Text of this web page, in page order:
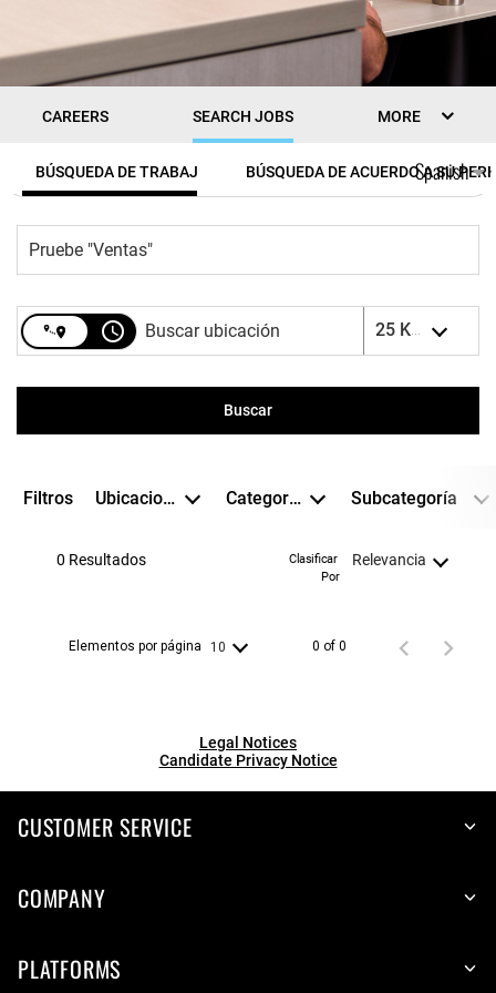
CAREERS SEARCH JOBS MORE
Spanish
BÚSQUEDA DE TRABAJOS BÚSQUEDA DE ACUERDO A SU
access_time
Buscar
Filtros Ubicaciones Categorías Subcategoría
0 Resultados Relevancia
Clasificar
Por
Elementos por página 10 0 of 0
Legal Notices
Candidate Privacy Notice
CUSTOMER SERVICE
COMPANY
PLATFORMS